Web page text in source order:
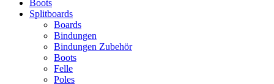
Boots
Splitboards
Boards
Bindungen
Bindungen Zubehör
Boots
Felle
Poles